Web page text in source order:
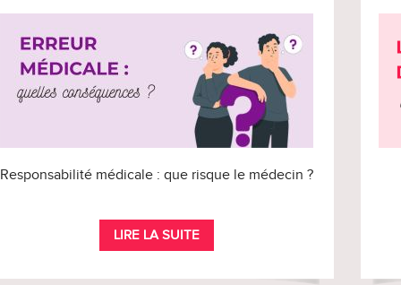
Responsabilité médicale : que risque le médecin ?
LIRE LA SUITE